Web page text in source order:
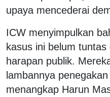
upaya mencederai
ICW menyimpulkan
kasus ini belum
harapan publik.
lambannya
menangkap Harun